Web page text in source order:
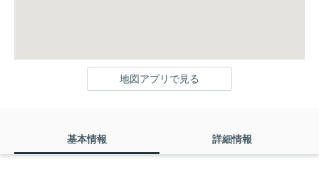
地図アプリで見る
基本情報 詳細情報